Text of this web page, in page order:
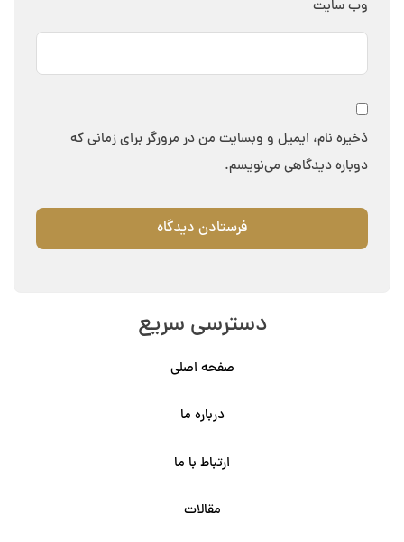
وب‌ سایت
ذخیره نام، ایمیل و وبسایت من در مرورگر برای زمانی که
دوباره دیدگاهی می‌نویسم.
دسترسی سریع
صفحه اصلی
درباره ما
ارتباط با ما
مقالات